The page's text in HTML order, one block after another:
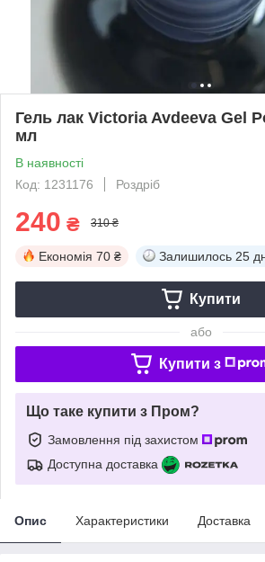
Гель лак Victoria Avdeeva Gel
мл
В наявності
Код: 1231176
Роздріб
240 ₴ 310 ₴
Економія 70 ₴ Залишилось 25
Купити
або
Купити з
Що таке купити з Пром?
Замовлення під захистом
Доступна доставка
Опис Характеристики Доставка